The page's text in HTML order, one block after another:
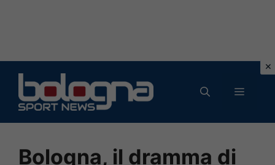
contenuto
MENU
Bologna, il dramma di